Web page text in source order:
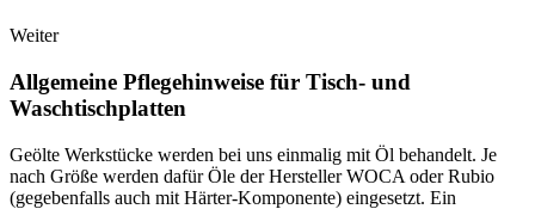
Weiter
Allgemeine Pflegehinweise für Tisch- und
Waschtischplatten
Geölte Werkstücke werden bei uns einmalig mit Öl behandelt. Je
nach Größe werden dafür Öle der Hersteller WOCA oder Rubio
(gegebenfalls auch mit Härter-Komponente) eingesetzt. Ein